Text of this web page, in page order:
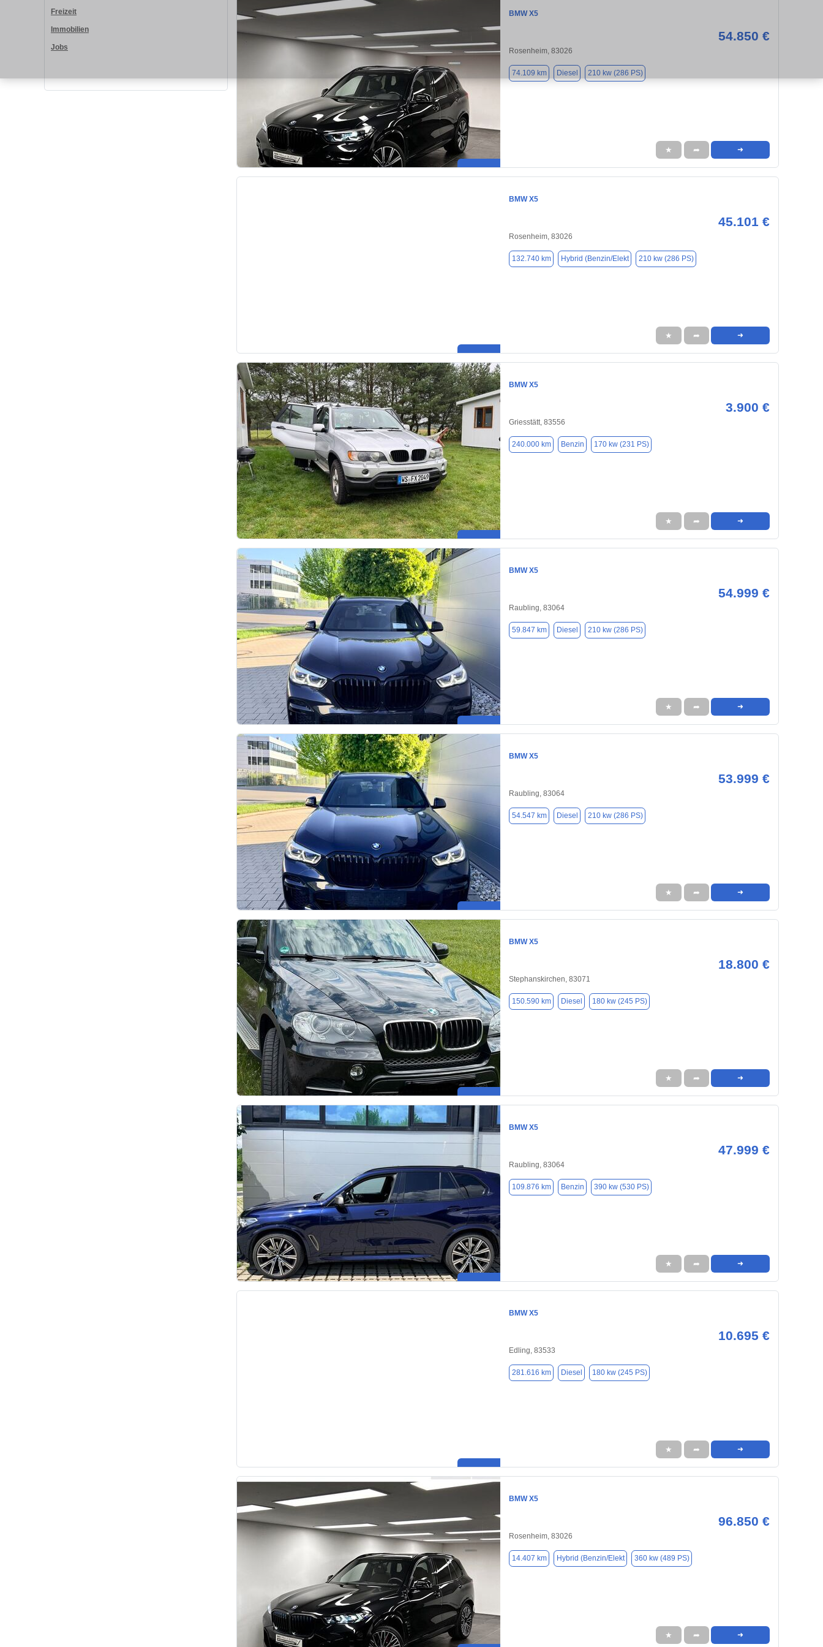
Freizeit
Immobilien
Jobs
BMW X5
54.850 €
Rosenheim, 83026
74.109 km Diesel 210 kw (286 PS)
★ ➦ ➜
BMW X5
45.101 €
Rosenheim, 83026
132.740 km Hybrid (Benzin/Elekt 210 kw (286 PS)
★ ➦ ➜
BMW X5
3.900 €
Griesstätt, 83556
240.000 km Benzin 170 kw (231 PS)
★ ➦ ➜
BMW X5
54.999 €
Raubling, 83064
59.847 km Diesel 210 kw (286 PS)
★ ➦ ➜
BMW X5
53.999 €
Raubling, 83064
54.547 km Diesel 210 kw (286 PS)
★ ➦ ➜
BMW X5
18.800 €
Stephanskirchen, 83071
150.590 km Diesel 180 kw (245 PS)
★ ➦ ➜
BMW X5
47.999 €
Raubling, 83064
109.876 km Benzin 390 kw (530 PS)
★ ➦ ➜
BMW X5
10.695 €
Edling, 83533
281.616 km Diesel 180 kw (245 PS)
★ ➦ ➜
BMW X5
96.850 €
Rosenheim, 83026
14.407 km Hybrid (Benzin/Elekt 360 kw (489 PS)
★ ➦ ➜